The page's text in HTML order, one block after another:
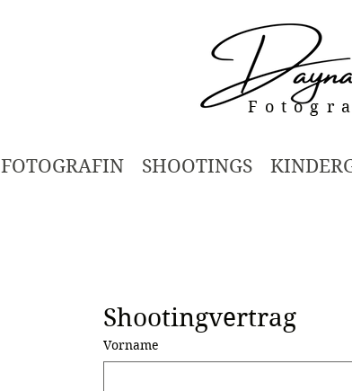
FOTOGRAFIN SHOOTINGS
Shootingvertrag
Vorname